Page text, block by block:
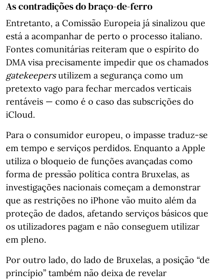
As contradições do braço-de-ferro
Entretanto, a Comissão Europeia já sinalizou que
está a acompanhar de perto o processo italiano.
Fontes comunitárias reiteram que o espírito do
DMA visa precisamente impedir que os chamados
gatekeepersutilizem a segurança como um
pretexto vago para fechar mercados verticais
rentáveis — como é o caso das subscrições do
iCloud.
Para o consumidor europeu, o impasse traduz-se
em tempo e serviços perdidos. Enquanto a Apple
utiliza o bloqueio de funções avançadas como
forma de pressão política contra Bruxelas, as
investigações nacionais começam a demonstrar
que as restrições no iPhone vão muito além da
proteção de dados, afetando serviços básicos que
os utilizadores pagam e não conseguem utilizar
em pleno.
Por outro lado, do lado de Bruxelas, a posição “de
princípio” também não deixa de revelar